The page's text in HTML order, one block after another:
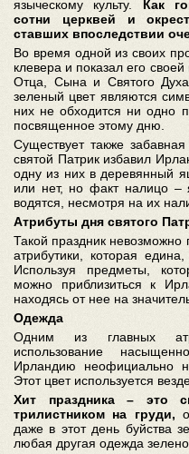
языческому культу. Как
сотни церквей и
ставших впоследствии
Во время одной из своих
клевера и показал его
Отца, Сына и Святого
зеленый цвет являются
них не обходится ни одно
посвященное этому дню.
Существует также
святой Патрик избавил
одну из них в деревянный
или нет, но факт налицо –
водятся, несмотря на их
Атрибуты дня святого
Такой праздник невозможно
атрибутики, которая
Используя предметы,
можно приблизиться к
находясь от нее на
Одежда
Одним из главных
использование
Ирландию неофициально
Этот цвет используется
Хит праздника – это
трилистником на груди,
даже в этот день буйства
любая другая одежда